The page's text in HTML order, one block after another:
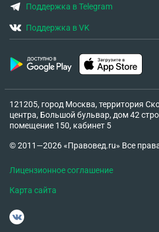
Поддержка в Telegram
Поддержка в VK
121205, город Москва, территория
центра, Большой бульвар, дом 42
помещение 150, кабинет 5
© 2011—2026 «Правовед.ru» Все
Лицензионное соглашение
Карта сайта